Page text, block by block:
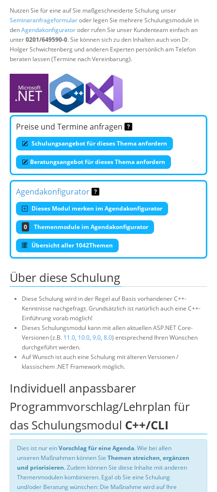
Nutzen Sie für eine auf Sie maßgeschneiderte Schulung unser
Seminaranfrageformularoder legen Sie mehrere Schulungsmodule in
denAgendakonfiguratoroder rufen Sie unser Kundenteam einfach an
unter0201/649590-0. Sie können sich zu den Inhalten auch von Dr.
Holger Schwichtenberg und anderen Experten persönlich am Telefon
beraten lassen (Termine nach Vereinbarung).
Preise und Termine anfragen
Schulungsangebot für dieses Thema anfordern
Beratungsangebot für dieses Thema anfordern
Agendakonfigurator
Dieses Modul merken im Agendakonfigurator
0 Themenmodule im Agendakonfigurator
Übersicht aller 1042Themen
Über diese Schulung
Diese Schulung wird in der Regel auf Basis vorhandener C++-
Kenntnisse nachgefragt. Grundsätzlich ist natürlich auch eine C++-
Einführung vorab möglich!
Dieses Schulungsmodul kann mit allen aktuellen ASP.NET Core-
Versionen (z.B. 11.0, 10.0, 9.0, 8.0) entsprechend Ihren Wünschen
durchgeführt werden.
Auf Wunsch ist auch eine Schulung mit älteren Versionen /
klassischem .NET Framework möglich.
Individuell anpassbarer
Programmvorschlag/Lehrplan für
das Schulungsmodul C++/CLI
Dies ist nur einVorschlag für eine Agenda. Wie bei allen
unseren Maßnahmen können Sie Themen streichen, ergänzen
und priorisieren. Zudem können Sie diese Inhalte mit anderen
Themenmodulen kombinieren. Egal ob Sie eine Schulung
und/oder Beratung wünschen: Die Maßnahme wird auf Ihre